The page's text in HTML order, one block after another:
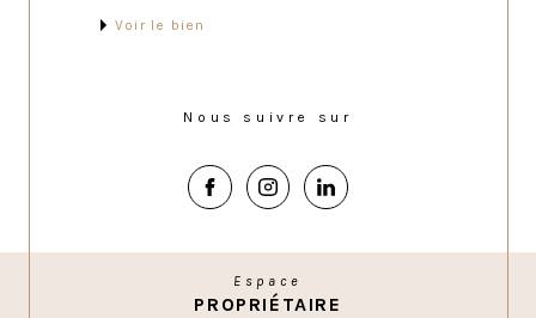
Voir le bien
Nous suivre sur
Espace
PROPRIÉTAIRE